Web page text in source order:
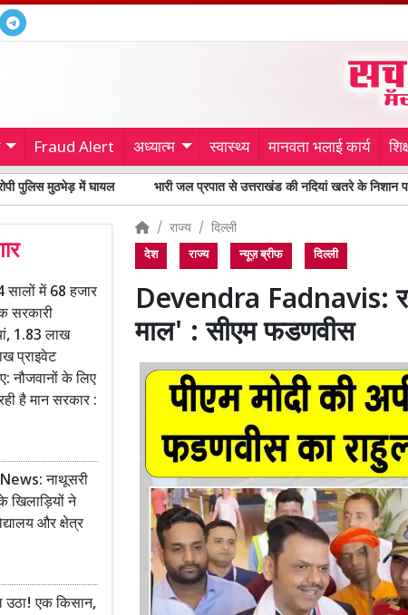
Fraud Alert अध्यात्म स्वास्थ्य मानवता भलाई कार्य
में घायल भारी जल प्रपात से उत्तराखंड की नदियां खतरे के निशान पर, बारिश जारी
सालों में 68 हजार
सरकारी
1.83 लाख
प्राइवेट
नौजवानों के लिए
है मान सरकार :
नाथूसरी
खिलाड़ियों ने
और क्षेत्र
उठा! एक किसान,
राज्य दिल्ली
देश राज्य न्यूज़ ब्रीफ दिल्ली
Devendra Fadnavis:
माल' : सीएम फडणवीस